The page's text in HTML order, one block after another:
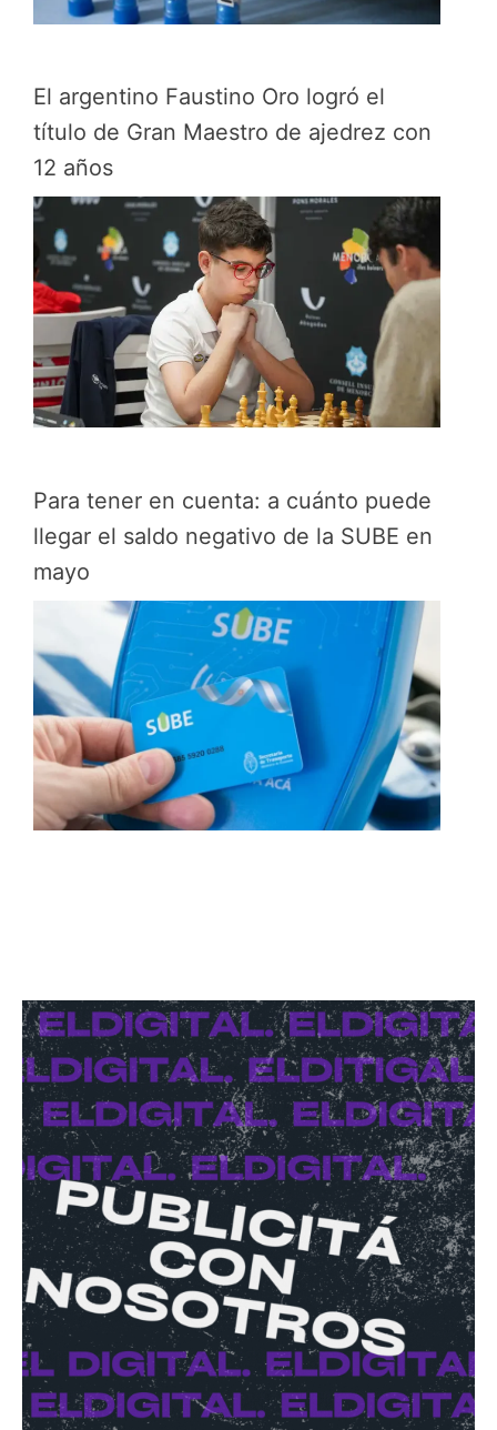
El argentino Faustino Oro logró el
título de Gran Maestro de ajedrez con
12 años
Para tener en cuenta: a cuánto puede
llegar el saldo negativo de la SUBE en
mayo